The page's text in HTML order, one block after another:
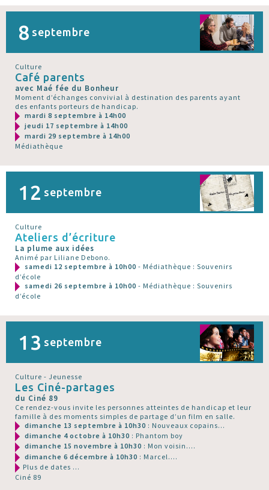
8 septembre
Culture
Café parents
avec Maé fée du Bonheur
Moment d’échanges convivial à destination des parents ayant
des enfants porteurs de handicap.
mardi 8 septembre à 14h00
jeudi 17 septembre à 14h00
mardi 29 septembre à 14h00
Médiathèque
12 septembre
Culture
Ateliers d’écriture
La plume aux idées
Animé par Liliane Debono.
samedi 12 septembre à 10h00 - Médiathèque : Souvenirs
d’école
samedi 26 septembre à 10h00 - Médiathèque : Souvenirs
d’école
13 septembre
Culture - Jeunesse
Les Ciné-partages
du Ciné 89
Ce rendez-vous invite les personnes atteintes de handicap et leur
famille à des moments simples de partage d’un film en salle.
dimanche 13 septembre à 10h30 : Nouveaux copains...
dimanche 4 octobre à 10h30 : Phantom boy
dimanche 15 novembre à 10h30 : Mon voisin....
dimanche 6 décembre à 10h30 : Marcel....
Plus de dates ...
Ciné 89